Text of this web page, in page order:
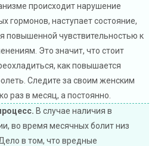
происходит нарушение
гормонов, наступает состояние,
повышенной чувствительностью к
Это значит, что стоит
как повышается
Следите за своим женским
раз в месяц, а постоянно.
В случае наличия в
во время месячных болит низ
в том, что вредные